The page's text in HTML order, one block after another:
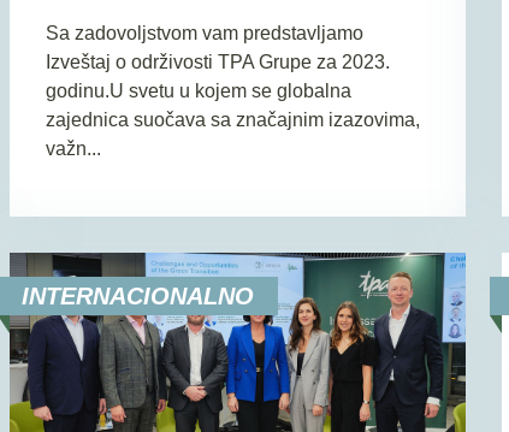
Sa zadovoljstvom vam predstavljamo
Izveštaj o održivosti TPA Grupe za 2023.
godinu.U svetu u kojem se globalna
zajednica suočava sa značajnim izazovima,
važn...
INTERNACIONALNO